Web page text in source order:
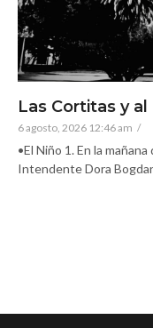
Las Cortitas y
6 agosto, 2026 12:46 am /
•El Niño 1. En la
Intendente Dora